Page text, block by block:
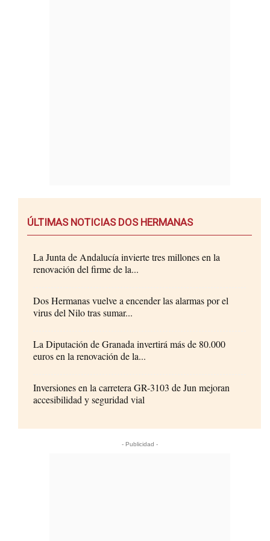
ÚLTIMAS NOTICIAS DOS HERMANAS
La Junta de Andalucía invierte tres millones en la
renovación del firme de la...
Dos Hermanas vuelve a encender las alarmas por el
virus del Nilo tras sumar...
La Diputación de Granada invertirá más de 80.000
euros en la renovación de la...
Inversiones en la carretera GR-3103 de Jun mejoran
accesibilidad y seguridad vial
- Publicidad -